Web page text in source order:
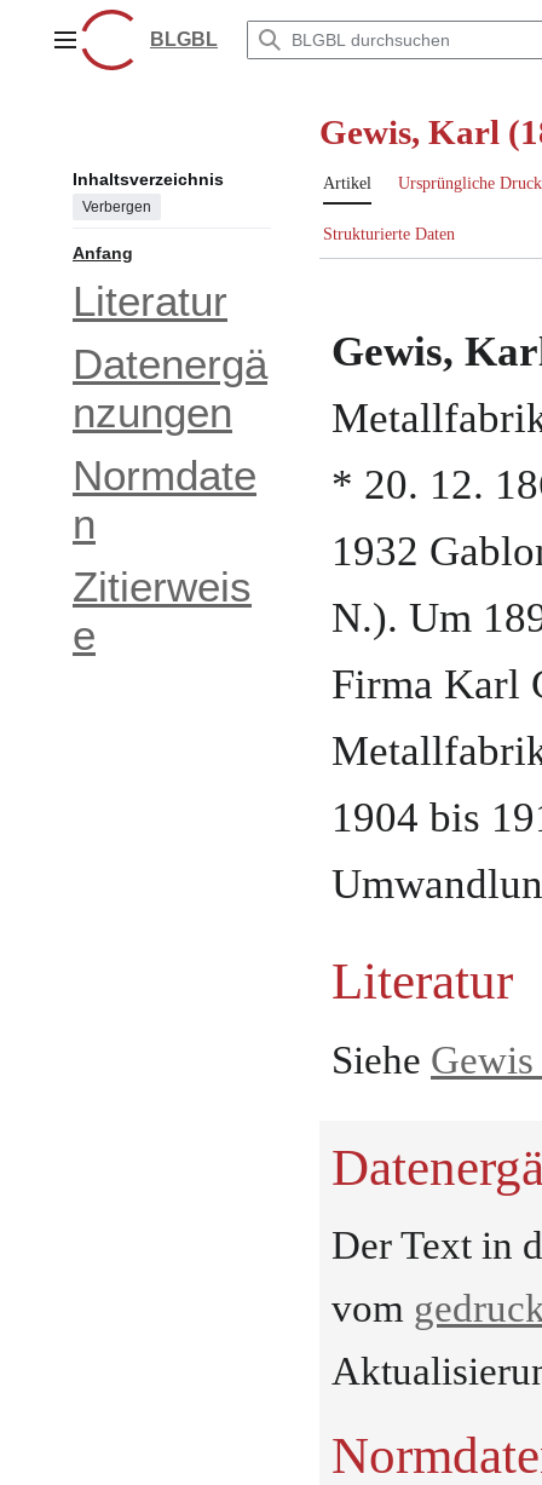
springenHauptmenüBLGBL
Inhaltsverzeichnis
Verbergen
Anfang
Literatur
Datenergä
nzungen
Normdate
n
Zitierweis
e
Gewis, Karl
Artikel Ursprüngliche
Strukturierte Daten
Gewis,
* 20. 12.
1932
N.). Um
Firma Karl
1904 bis
Literatur
Siehe
Der Text in
vom